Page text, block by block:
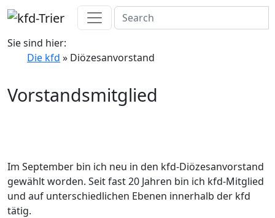
Sie sind hier:
Die kfd » Diözesanvorstand
Vorstandsmitglied
Im September bin ich neu in den kfd-Diözesanvorstand
gewählt worden. Seit fast 20 Jahren bin ich kfd-Mitglied
und auf unterschiedlichen Ebenen innerhalb der kfd
tätig.